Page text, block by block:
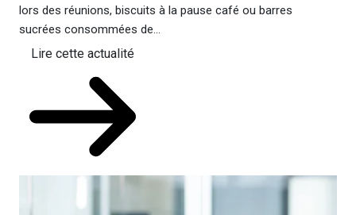
lors des réunions, biscuits à la pause café ou barres
sucrées consommées de...
Lire cette actualité